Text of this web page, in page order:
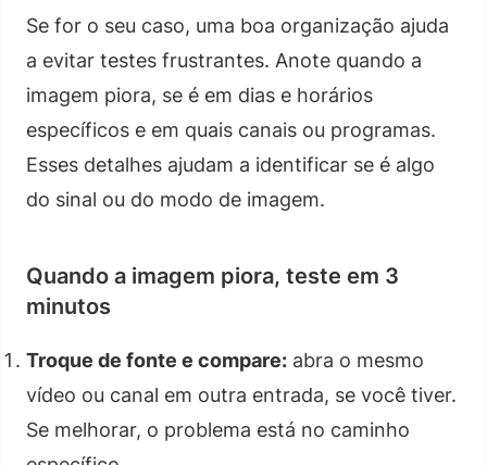
Se for o seu caso, uma boa organização ajuda
a evitar testes frustrantes. Anote quando a
imagem piora, se é em dias e horários
específicos e em quais canais ou programas.
Esses detalhes ajudam a identificar se é algo
do sinal ou do modo de imagem.
Quando a imagem piora, teste em 3
minutos
Troque de fonte e compare: abra o mesmo
vídeo ou canal em outra entrada, se você tiver.
Se melhorar, o problema está no caminho